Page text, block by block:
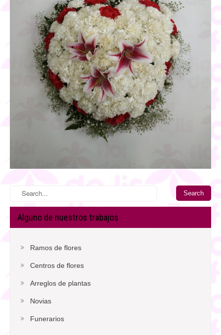
Alguno de nuestros trabajos
Ramos de flores
Centros de flores
Arreglos de plantas
Novias
Funerarios